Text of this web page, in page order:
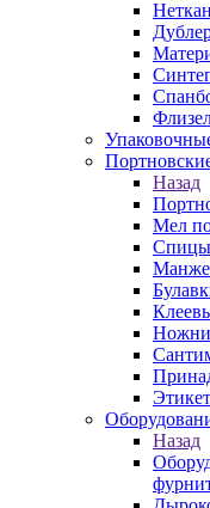
Назад
Мел
Спицы
Назад